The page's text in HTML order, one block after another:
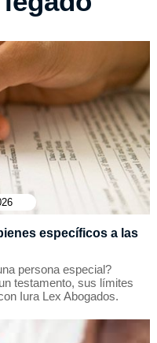
específicos a las
persona especial?
testamento, sus límites
Iura Lex Abogados.